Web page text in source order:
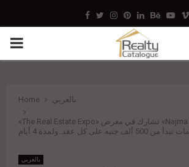
Facebook
TwitterInstagram
Pinterest
LinkedinBehance
PRIMARY
Home بالعربي
شركة «Najma Walk» تشارك في معرض «The Real Estate Expo»
ألف جنيه على كل عقد..ولمدة 4 أيام
بالعربي